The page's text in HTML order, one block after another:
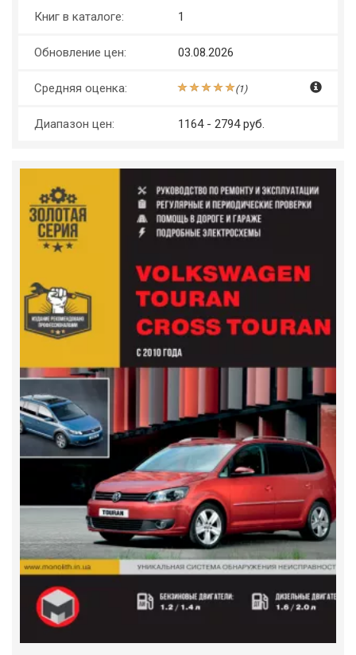
Книг в каталоге: 1
Обновление цен: 03.08.2026
Средняя оценка: (1)
Диапазон цен: 1164 - 2794 руб.